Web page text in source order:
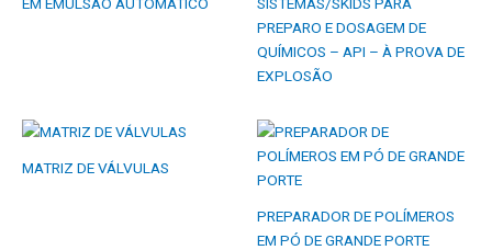
PREPARO E DOSAGEM DE
QUÍMICOS – API – À PROVA DE
EXPLOSÃO
MATRIZ DE VÁLVULAS
PREPARADOR DE POLÍMEROS
EM PÓ DE GRANDE PORTE